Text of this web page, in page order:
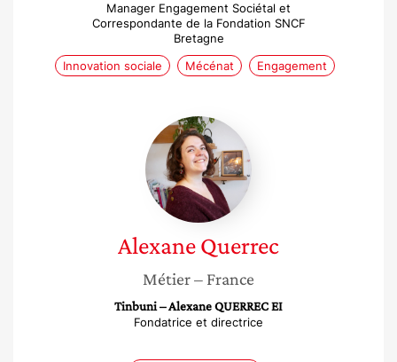
Manager Engagement Sociétal et
Correspondante de la Fondation SNCF
Bretagne
Innovation sociale
Mécénat Engagement
Alexane
Querrec
AlexaneQuerrec
Métier– France
Tinbuni – Alexane QUERREC EI
Fondatrice et directrice